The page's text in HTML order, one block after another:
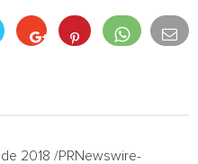
de 2018 /PRNewswire-